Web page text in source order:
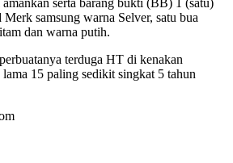
samsung warna Selver, satu bua
dan warna putih.
terduga HT di kenakan
15 paling sedikit singkat 5 tahun